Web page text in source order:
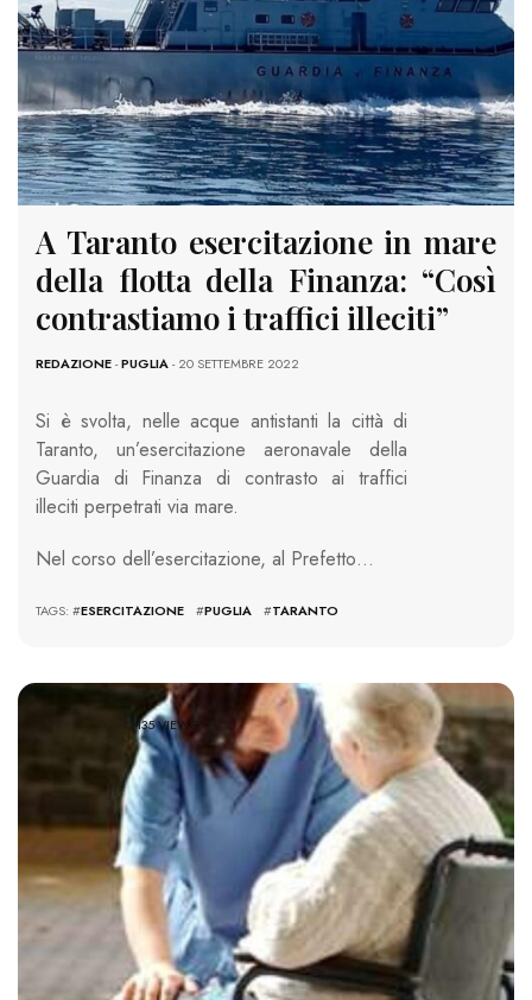
A Taranto esercitazione in mare
della flotta della Finanza: “Così
contrastiamo i traffici illeciti”
REDAZIONE-PUGLIA- 20 SETTEMBRE 2022
Si è svolta, nelle acque antistanti la città di
Taranto, un’esercitazione aeronavale della
Guardia di Finanza di contrasto ai traffici
illeciti perpetrati via mare.
Nel corso dell’esercitazione, al Prefetto…
TAGS: #ESERCITAZIONE #PUGLIA #TARANTO
1135 VIEWS